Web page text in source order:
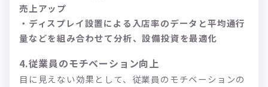
売上アップ
・ディスプレイ設置による入店率のデータと平均通行
量などを組み合わせて分析、設備投資を最適化
4.従業員のモチベーション向上
目に見えない効果として、従業員のモチベーションの